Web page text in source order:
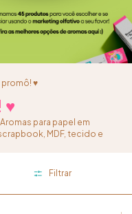
promô! ♥
♥
para papel em
MDF, tecido e
Filtrar